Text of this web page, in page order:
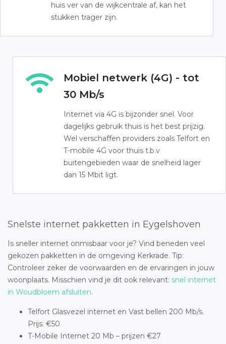
huis ver van de wijkcentrale af, kan het
stukken trager zijn.
Mobiel netwerk (4G) - tot
30 Mb/s
Internet via 4G is bijzonder snel. Voor
dagelijks gebruik thuis is het best prijzig.
Wel verschaffen providers zoals Telfort en
T-mobile 4G voor thuis t.b.v
buitengebieden waar de snelheid lager
dan 15 Mbit ligt.
Snelste internet pakketten in Eygelshoven
Is sneller internet onmisbaar voor je? Vind beneden veel
gekozen pakketten in de omgeving Kerkrade. Tip:
Controleer zeker de voorwaarden en de ervaringen in jouw
woonplaats. Misschien vind je dit ook relevant: snel internet
in Woudbloem afsluiten.
Telfort Glasvezel internet en Vast bellen 200 Mb/s.
Prijs: €50
T-Mobile Internet 20 Mb – prijzen €27